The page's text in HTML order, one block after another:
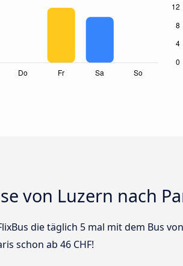
von Luzern nach
die täglich 5 mal mit dem Bus
schon ab 46 CHF!